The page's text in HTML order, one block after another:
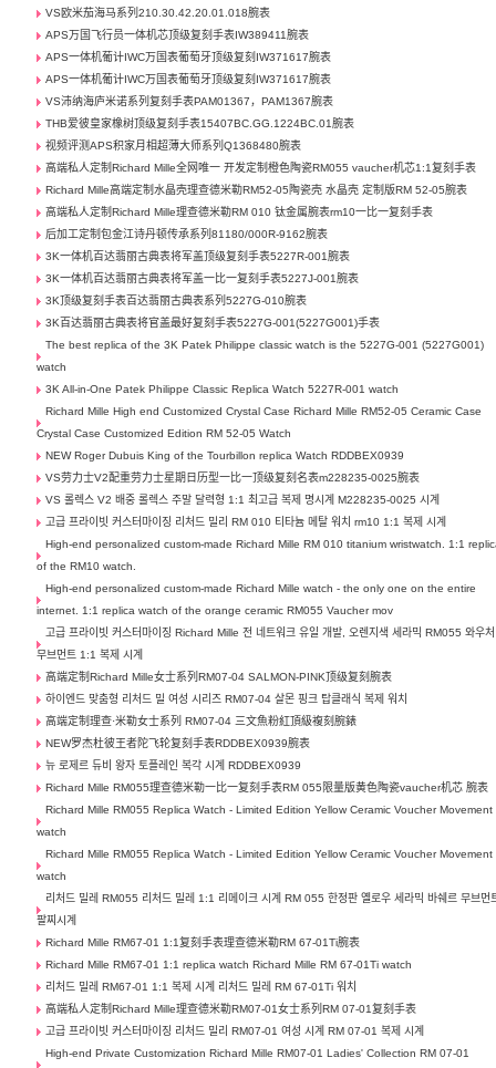
VS欧米茄海马系列210.30.42.20.01.018腕表
APS万国飞行员一体机芯顶级复刻手表IW389411腕表
APS一体机葡计IWC万国表葡萄牙顶级复刻IW371617腕表
APS一体机葡计IWC万国表葡萄牙顶级复刻IW371617腕表
VS沛纳海庐米诺系列复刻手表PAM01367，PAM1367腕表
THB爱彼皇家橡树顶级复刻手表15407BC.GG.1224BC.01腕表
视频评测APS积家月相超薄大师系列Q1368480腕表
高端私人定制Richard Mille全网唯一 开发定制橙色陶瓷RM055 vaucher机芯1:1复刻手表
Richard Mille高端定制水晶壳理查德米勒RM52-05陶瓷壳 水晶壳 定制版RM 52-05腕表
高端私人定制Richard Mille理查德米勒RM 010 钛金属腕表rm10一比一复刻手表
后加工定制包金江诗丹顿传承系列81180/000R-9162腕表
3K一体机百达翡丽古典表将军盖顶级复刻手表5227R-001腕表
3K一体机百达翡丽古典表将军盖一比一复刻手表5227J-001腕表
3K顶级复刻手表百达翡丽古典表系列5227G-010腕表
3K百达翡丽古典表将官盖最好复刻手表5227G-001(5227G001)手表
The best replica of the 3K Patek Philippe classic watch is the 5227G-001 (5227G001)
watch
3K All-in-One Patek Philippe Classic Replica Watch 5227R-001 watch
Richard Mille High end Customized Crystal Case Richard Mille RM52-05 Ceramic Case
Crystal Case Customized Edition RM 52-05 Watch
NEW Roger Dubuis King of the Tourbillon replica Watch RDDBEX0939
VS劳力士V2配重劳力士星期日历型一比一顶级复刻名表m228235-0025腕表
VS 롤렉스 V2 배중 롤렉스 주말 달력형 1:1 최고급 복제 명시계 M228235-0025 시계
고급 프라이빗 커스터마이징 리처드 밀리 RM 010 티타늄 메탈 워치 rm10 1:1 복제 시계
High-end personalized custom-made Richard Mille RM 010 titanium wristwatch. 1:1
of the RM10 watch.
High-end personalized custom-made Richard Mille watch - the only one on the entire
internet. 1:1 replica watch of the orange ceramic RM055 Vaucher mov
고급 프라이빗 커스터마이징 Richard Mille 전 네트워크 유일 개발, 오렌지색 세라믹 RM055 와우처
무브먼트 1:1 복제 시계
高端定制Richard Mille女士系列RM07-04 SALMON-PINK顶级复刻腕表
하이엔드 맞춤형 리처드 밀 여성 시리즈 RM07-04 살몬 핑크 탑클래식 복제 워치
高端定制理查·米勒女士系列 RM07-04 三文魚粉紅頂級複刻腕錶
NEW罗杰杜彼王者陀飞轮复刻手表RDDBEX0939腕表
뉴 로제르 듀비 왕자 토플레인 복각 시계 RDDBEX0939
Richard Mille RM055理查德米勒一比一复刻手表RM 055限量版黄色陶瓷vaucher机芯 腕表
Richard Mille RM055 Replica Watch - Limited Edition Yellow Ceramic Voucher Movement
watch
Richard Mille RM055 Replica Watch - Limited Edition Yellow Ceramic Voucher Movement
watch
리처드 밀레 RM055 리처드 밀레 1:1 리메이크 시계 RM 055 한정판 옐로우 세라믹 바쉐르 무브먼
팔찌시계
Richard Mille RM67-01 1:1复刻手表理查德米勒RM 67-01Ti腕表
Richard Mille RM67-01 1:1 replica watch Richard Mille RM 67-01Ti watch
리처드 밀레 RM67-01 1:1 복제 시계 리처드 밀레 RM 67-01Ti 워치
高端私人定制Richard Mille理查德米勒RM07-01女士系列RM 07-01复刻手表
고급 프라이빗 커스터마이징 리처드 밀리 RM07-01 여성 시계 RM 07-01 복제 시계
High-end Private Customization Richard Mille RM07-01 Ladies' Collection RM 07-01